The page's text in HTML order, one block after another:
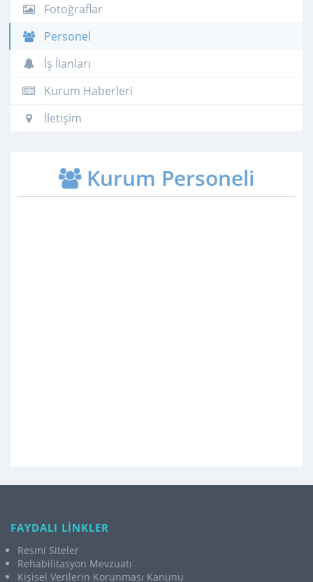
Fotoğraflar
Personel
İş İlanları
Kurum Haberleri
İletişim
Kurum Personeli
FAYDALI LİNKLER
Resmi Siteler
Rehabilitasyon Mevzuatı
Kişisel Verilerin Korunması Kanunu